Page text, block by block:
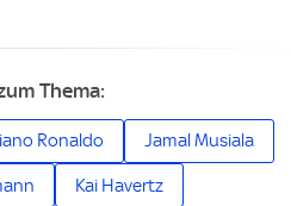
Thema:
Ronaldo Jamal Musiala
Kai Havertz